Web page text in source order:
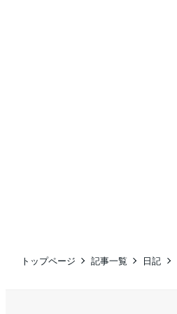
トップページ 記事一覧 日記